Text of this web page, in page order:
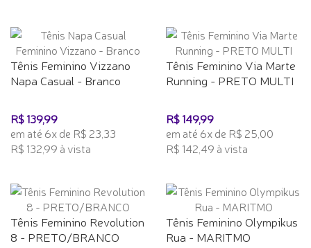
Tênis Feminino Vizzano
Napa Casual - Branco
R$ 139,99
em até 6x de R$ 23,33
R$ 132,99 à vista
Tênis Feminino Via Marte
Running - PRETO MULTI
R$ 149,99
em até 6x de R$ 25,00
R$ 142,49 à vista
Tênis Feminino Revolution
8 - PRETO/BRANCO
Tênis Feminino Olympikus
Rua - MARITMO